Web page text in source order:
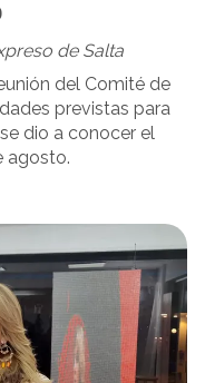
de Salta
del Comité de
previstas para
dio a conocer el
agosto.